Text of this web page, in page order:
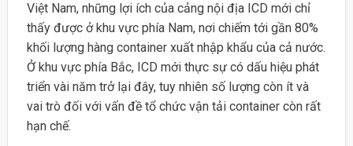
Việt Nam, những lợi ích của cảng nội địa ICD mới chỉ
thấy được ở khu vực phía Nam, nơi chiếm tới gần 80%
khối lượng hàng container xuất nhập khẩu của cả nước.
Ở khu vực phía Bắc, ICD mới thực sự có dấu hiệu phát
triển vài năm trở lại đây, tuy nhiên số lượng còn ít và
vai trò đối với vấn đề tổ chức vận tải container còn rất
hạn chế.